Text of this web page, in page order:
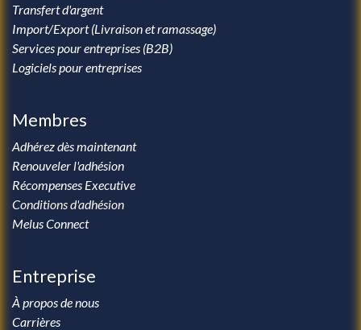
Transfert d'argent
Import/Export (Livraison et ramassage)
Services pour entreprises (B2B)
Logiciels pour entreprises
Membres
Adhérez dès maintenant
Renouveler l'adhésion
Récompenses Executive
Conditions d'adhésion
Melus Connect
Entreprise
À propos de nous
Carrières